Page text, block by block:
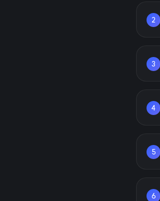
2
3
4
5
6